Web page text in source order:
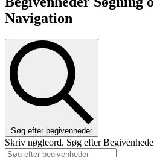
Navigation
Søg efter begivenheder
Skriv nøgleord. Søg efter